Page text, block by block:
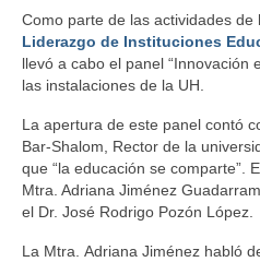
Como parte de las actividades de
Liderazgo de Instituciones
llevó a cabo el panel “Innovación
las instalaciones de la UH.
La apertura de este panel contó
Bar-Shalom, Rector de la
que “la educación se comparte”.
Mtra. Adriana Jiménez
el Dr. José Rodrigo Pozón López.
La Mtra. Adriana Jiménez habló